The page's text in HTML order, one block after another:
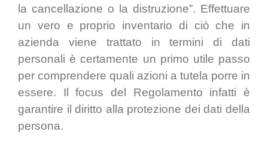
la cancellazione o la distruzione”. Effettuare
un vero e proprio inventario di ciò che in
azienda viene trattato in termini di dati
personali è certamente un primo utile passo
per comprendere quali azioni a tutela porre in
essere. Il focus del Regolamento infatti è
garantire il diritto alla protezione dei dati della
persona.